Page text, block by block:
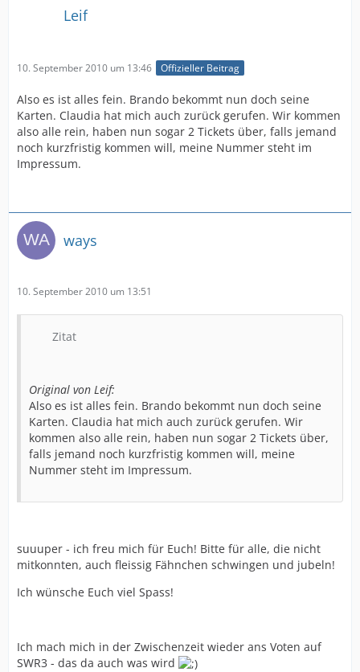
Leif
10. September 2010 um 13:46 Offizieller Beitrag
Also es ist alles fein. Brando bekommt nun doch seine
Karten. Claudia hat mich auch zurück gerufen. Wir kommen
also alle rein, haben nun sogar 2 Tickets über, falls jemand
noch kurzfristig kommen will, meine Nummer steht im
Impressum.
ways
10. September 2010 um 13:51
Zitat
Original von Leif:
Also es ist alles fein. Brando bekommt nun doch seine
Karten. Claudia hat mich auch zurück gerufen. Wir
kommen also alle rein, haben nun sogar 2 Tickets über,
falls jemand noch kurzfristig kommen will, meine
Nummer steht im Impressum.
suuuper - ich freu mich für Euch! Bitte für alle, die nicht
mitkonnten, auch fleissig Fähnchen schwingen und jubeln!
Ich wünsche Euch viel Spass!
Ich mach mich in der Zwischenzeit wieder ans Voten auf
SWR3 - das da auch was wird